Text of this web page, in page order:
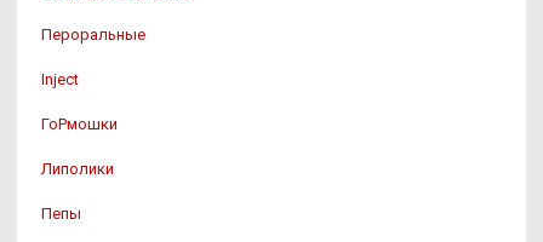
Пероральные
Inject
ГоРмошки
Липолики
Пепы